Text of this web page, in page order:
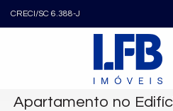
CRECI/SC 6.388-J
Apartamento no